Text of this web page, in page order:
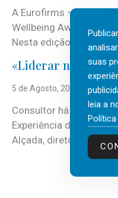
A Eurofirms – People
Wellbeing Awards,
Nesta edição, a
«Liderar não é um
5 de Agosto, 2026
Consultor há mais de
Experiência do Cliente,
Alçada, diretor
suas
leia a